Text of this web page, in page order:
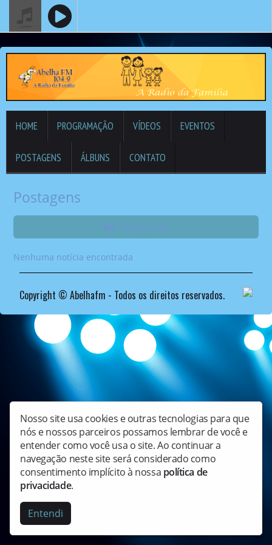
HOME PROGRAMAÇÃO VÍDEOS EVENTOS
POSTAGENS ÁLBUNS CONTATO
Postagens
Nenhuma notícia encontrada
Copyright © Abelhafm - Todos os direitos reservados.
Nosso site usa cookies e outras tecnologias para que
nós e nossos parceiros possamos lembrar de você e
entender como você usa o site. Ao continuar a
navegação neste site será considerado como
consentimento implícito à nossa política de
privacidade.
Entendi